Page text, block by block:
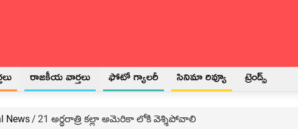
రాజకీయ వార్తలు ఫోటో గ్యాలరీ సినిమా రివ్యూ ట్రెండ్స్
News/ 21 అర్థ‌రాత్రి కల్లా అమెరికా లోకి వెశ్శిపోవాలి